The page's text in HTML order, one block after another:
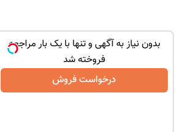
بدون نیاز به آگهی و تنها با یک بار مراجعه
فروخته شد
درخواست فروش